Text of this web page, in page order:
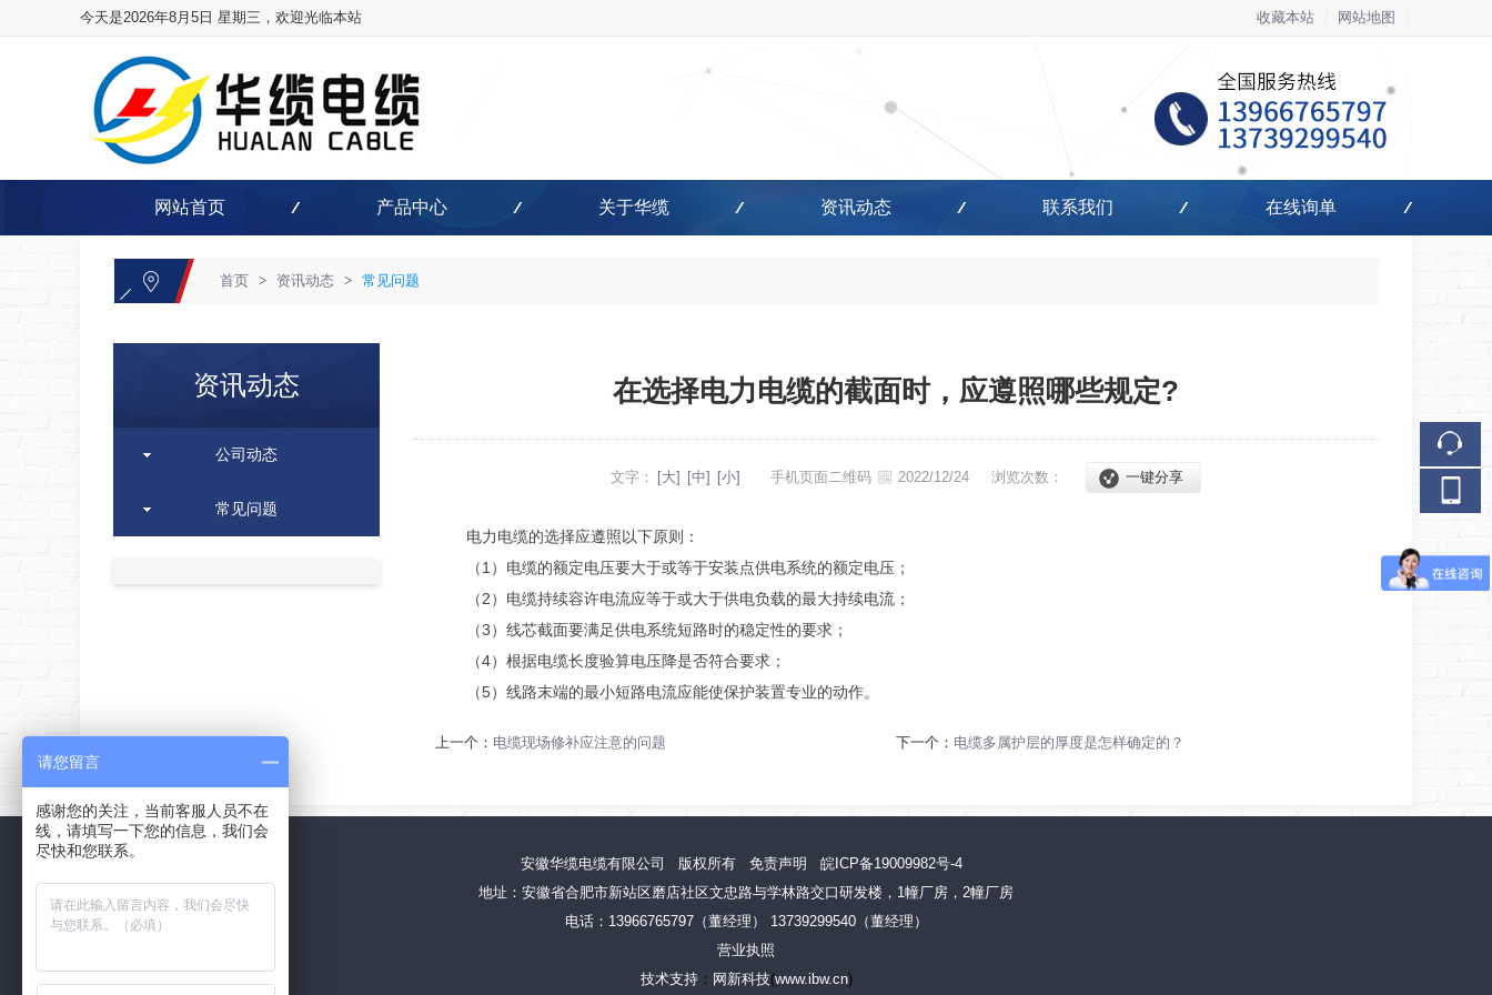
今天是2026年8月5日 星期三，欢迎光临本站 收藏本站 网站地图
网站首页 产品中心 关于华缆 资讯动态 联系我们 在线询单
首页 > 资讯动态 > 常见问题
资讯动态
公司动态
常见问题
在选择电力电缆的截面时，应遵照哪些规定?
文字： [大] [中] [小] 手机页面二维码 2022/12/24 浏览次数： 一键分享
电力电缆的选择应遵照以下原则：
（1）电缆的额定电压要大于或等于安装点供电系统的额定电压；
（2）电缆持续容许电流应等于或大于供电负载的最大持续电流；
（3）线芯截面要满足供电系统短路时的稳定性的要求；
（4）根据电缆长度验算电压降是否符合要求；
（5）线路末端的最小短路电流应能使保护装置专业的动作。
上一个： 电缆现场修补应注意的问题 下一个： 电缆多属护层的厚度是怎样确定的？
安徽华缆电缆有限公司 版权所有 免责声明
皖ICP备19009982号-4
地址：安徽省合肥市新站区磨店社区文忠路与学林路交口研发楼，1幢厂房，2幢厂房
电话：13966765797（董经理） 13739299540（董经理）
营业执照
技术支持： 网新科技(www.ibw.cn)
请您留言
感谢您的关注，当前客服人员不在
线，请填写一下您的信息，我们会
尽快和您联系。